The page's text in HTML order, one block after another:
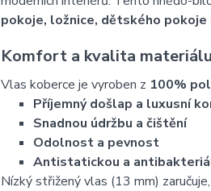
pokoje, ložnice, dětského pokoje
Komfort a kvalita materiálu
Vlas koberce je vyroben z 100%
Příjemný došlap a luxusní
Snadnou údržbu a čištění
Odolnost a pevnost
Antistatickou a
Nízký střižený vlas (13 mm)